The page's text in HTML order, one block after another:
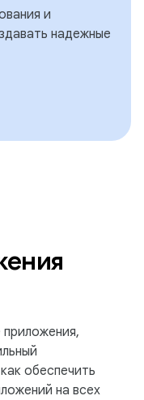
и
надежные
обеспечить
на всех